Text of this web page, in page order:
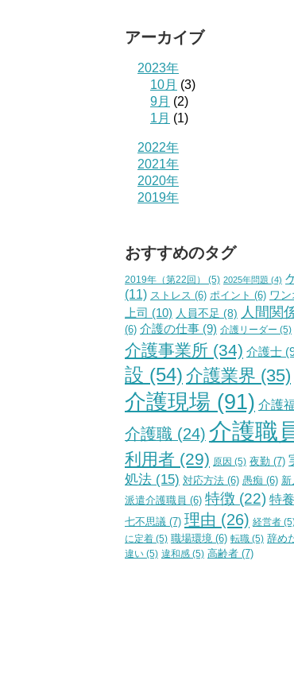
アーカイブ
2023年
10月 (3)
9月 (2)
1月 (1)
2022年
2021年
2020年
2019年
おすすめのタグ
2019年（第22回） (5) 2025年問題 (4)
(11) ストレス (6) ポイント (6) ワ
上司 (10) 人員不足 (8) 人間関
(6) 介護の仕事 (9) 介護リーダー (5)
介護事業所 (34) 介護士
設 (54) 介護業界 (35)
介護現場 (91) 介護
介護職 (24) 介護職
利用者 (29) 原因 (5) 夜勤 (7)
処法 (15) 対応方法 (6) 愚痴 (6) 新
派遣介護職員 (6) 特徴 (22) 特養
七不思議 (7) 理由 (26) 経営者
に定着 (5) 職場環境 (6) 転職 (5) 辞め
違い (5) 違和感 (5) 高齢者 (7)